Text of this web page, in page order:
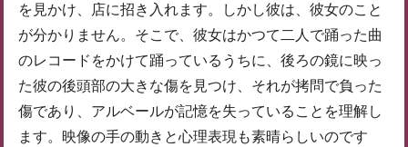
を見かけ、店に招き入れます。しかし彼は、彼女のこと
が分かりません。そこで、彼女はかつて二人で踊った曲
のレコードをかけて踊っているうちに、後ろの鏡に映っ
た彼の後頭部の大きな傷を見つけ、それが拷問で負った
傷であり、アルベールが記憶を失っていることを理解し
ます。映像の手の動きと心理表現も素晴らしいのです